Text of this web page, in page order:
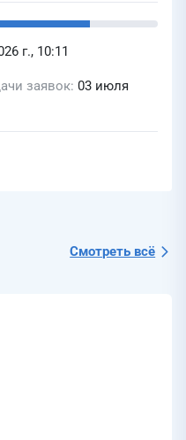
г., 10:11
заявок 03 июля
Смотреть всё